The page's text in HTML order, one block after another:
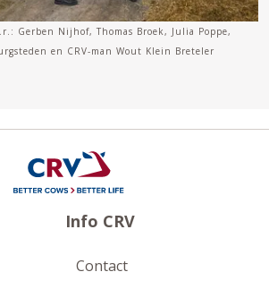
Gerben Nijhof, Thomas Broek, Julia Poppe,
en CRV-man Wout Klein Breteler
Info CRV
Contact